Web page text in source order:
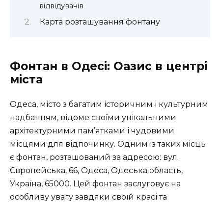
відвідувачів
Карта розташування фонтану
Фонтан в Одесі: Оазис в центрі
міста
Одеса, місто з багатим історичним і культурним
надбанням, відоме своїми унікальними
архітектурними пам’ятками і чудовими
місцями для відпочинку. Одним із таких місць
є фонтан, розташований за адресою: вул.
Європейська, 66, Одеса, Одеська область,
Україна, 65000. Цей фонтан заслуговує на
особливу увагу завдяки своїй красі та